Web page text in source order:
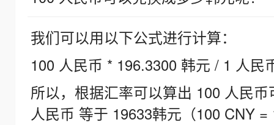
我们可以用以下公式进行计算：
100 人民币 * 196.3300 韩元 / 1 人民
所以，根据汇率可以算出 100 人民
人民币 等于 19633韩元（100 CNY =